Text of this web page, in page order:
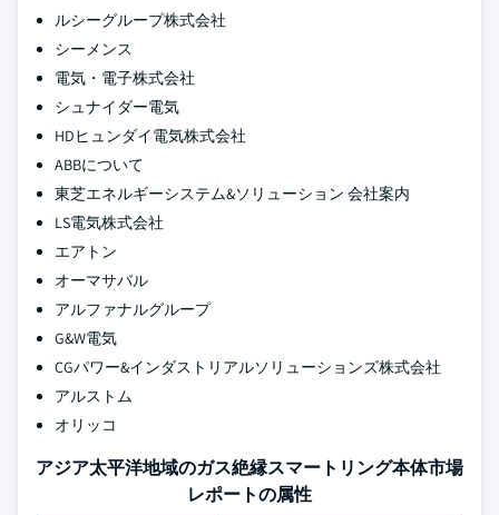
ルシーグループ株式会社
シーメンス
電気・電子株式会社
シュナイダー電気
HDヒュンダイ電気株式会社
ABBについて
東芝エネルギーシステム&ソリューション 会社案内
LS電気株式会社
エアトン
オーマサバル
アルファナルグループ
G&W電気
CGパワー&インダストリアルソリューションズ株式会社
アルストム
オリッコ
アジア太平洋地域のガス絶縁スマートリング本体市場
レポートの属性